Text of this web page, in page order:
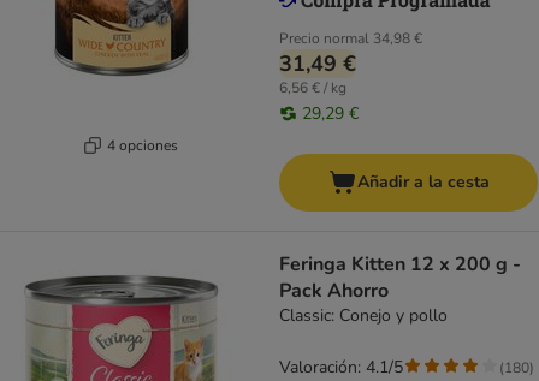
4 opciones
Precio normal 34,98 €
31,49 €
6,56 € / kg
29,29 €
Añadir a la cesta
Feringa Kitten 12 x 200 g -
Pack Ahorro
Classic: Conejo y pollo
Valoración: 4.1/5 (180)